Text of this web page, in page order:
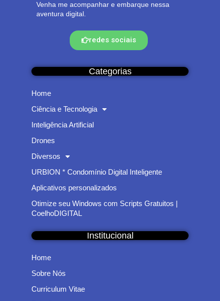
Venha me acompanhar e embarque nessa
aventura digital.
redes sociais
Categorias
Home
Ciência e Tecnologia
Inteligência Artificial
Drones
Diversos
URBION * Condomínio Digital Inteligente
Aplicativos personalizados
Otimize seu Windows com Scripts Gratuitos |
CoelhoDIGITAL
Institucional
Home
Sobre Nós
Curriculum Vitae